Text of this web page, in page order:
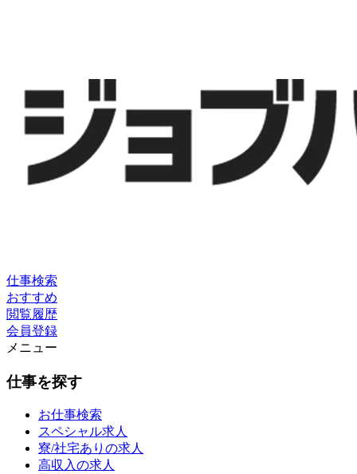
仕事検索
おすすめ
閲覧履歴
会員登録
メニュー
仕事を探す
お仕事検索
スペシャル求人
寮/社宅ありの求人
高収入の求人